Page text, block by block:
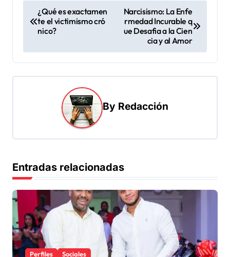
e
g
ó
n
d
e
e
n
t
¿Qué es exactamen
te el victimismo cró
nico?
Narcisismo: La Enfe
rmedad Incurable q
ue Desafia a la Cien
cia y al Amor
By Redacción
Entradas relacionadas
Perfiles Sociales